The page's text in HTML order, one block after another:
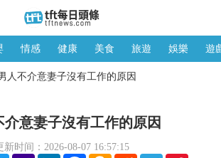
情感 健康 美食 旅遊 娛樂 遊
人不介意妻子沒有工作的原因
介意妻子沒有工作的原因
新时间：2026-08-07 16:57:15